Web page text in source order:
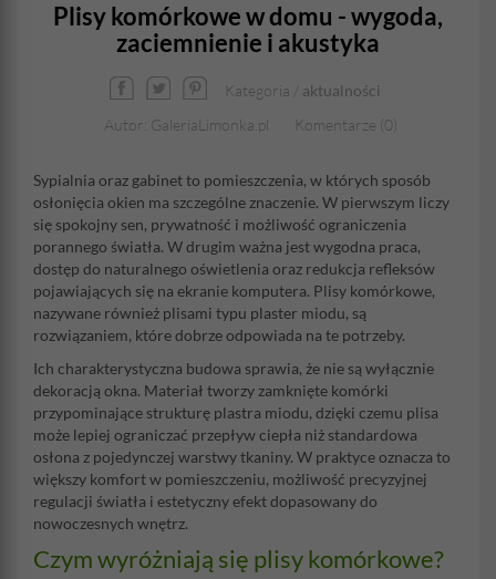
Plisy komórkowe w domu - wygoda,
zaciemnienie i akustyka
Kategoria / aktualności
Autor: GaleriaLimonka.pl
Komentarze (0)
Sypialnia oraz gabinet to pomieszczenia, w których sposób
osłonięcia okien ma szczególne znaczenie. W pierwszym liczy
się spokojny sen, prywatność i możliwość ograniczenia
porannego światła. W drugim ważna jest wygodna praca,
dostęp do naturalnego oświetlenia oraz redukcja refleksów
pojawiających się na ekranie komputera. Plisy komórkowe,
nazywane również plisami typu plaster miodu, są
rozwiązaniem, które dobrze odpowiada na te potrzeby.
Ich charakterystyczna budowa sprawia, że nie są wyłącznie
dekoracją okna. Materiał tworzy zamknięte komórki
przypominające strukturę plastra miodu, dzięki czemu plisa
może lepiej ograniczać przepływ ciepła niż standardowa
osłona z pojedynczej warstwy tkaniny. W praktyce oznacza to
większy komfort w pomieszczeniu, możliwość precyzyjnej
regulacji światła i estetyczny efekt dopasowany do
nowoczesnych wnętrz.
Czym wyróżniają się plisy komórkowe?